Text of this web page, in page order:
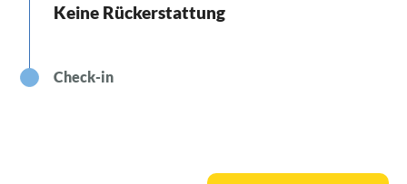
Keine Rückerstattung
Check-in